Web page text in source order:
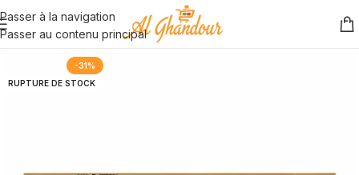
Passer à la navigation
Passer au contenu principal
-31%
RUPTURE DE STOCK